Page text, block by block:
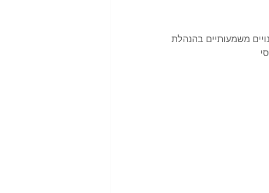
משמעותיים בהנהלת